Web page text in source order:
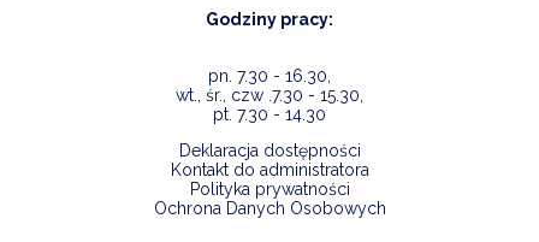
Godziny pracy:
pn. 7.30 - 16.30,
wt., śr., czw .7.30 - 15.30,
pt. 7.30 - 14.30
Deklaracja dostępności
Kontakt do administratora
Polityka prywatności
Ochrona Danych Osobowych